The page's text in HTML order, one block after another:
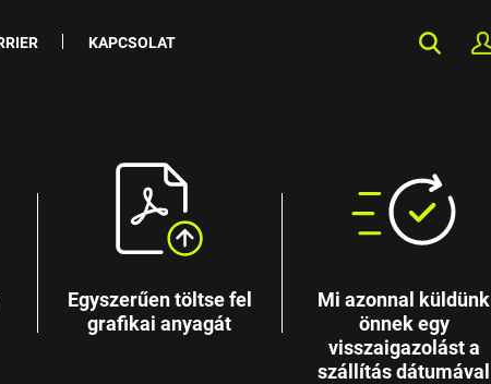
KAPCSOLAT
Egyszerűen töltse fel
grafikai anyagát
Mi azonnal küldünk
önnek egy
visszaigazolást a
szállítás dátumával